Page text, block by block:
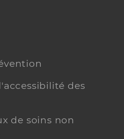
des
de soins non